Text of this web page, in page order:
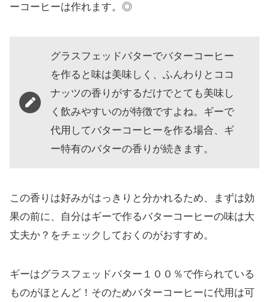
ーコーヒーは作れます。◎
グラスフェッドバターでバターコーヒー
を作ると味は美味しく、ふんわりとココ
ナッツの香りがするだけでとても美味し
く飲みやすいのが特徴ですよね。ギーで
代用してバターコーヒーを作る場合、ギ
ー特有のバターの香りが続きます。
この香りは好みがはっきりと分かれるため、まずは効
果の前に、自分はギーで作るバターコーヒーの味は大
丈夫か？をチェックしておくのがおすすめ。
ギーはグラスフェッドバター１００％で作られている
ものがほとんど！そのためバターコーヒーに代用は可